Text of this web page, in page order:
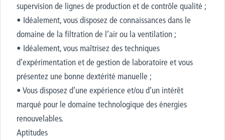
supervision de lignes de production et de contrôle qualité ;
• Idéalement, vous disposez de connaissances dans le
domaine de la filtration de l’air ou la ventilation ;
• Idéalement, vous maîtrisez des techniques
d’expérimentation et de gestion de laboratoire et vous
présentez une bonne dextérité manuelle ;
• Vous disposez d’une expérience et/ou d’un intérêt
marqué pour le domaine technologique des énergies
renouvelables.
Aptitudes